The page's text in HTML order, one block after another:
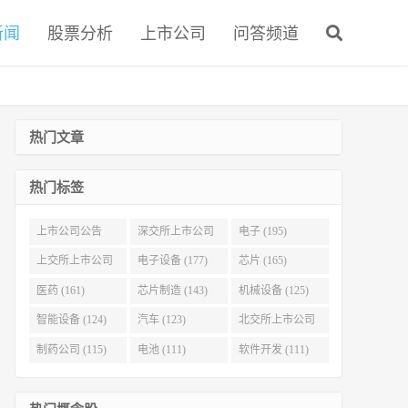
股票分析 上市公司 问答频道
热门文章
热门标签
上市公司公告
(321)
深交所上市公司
(215)
电子 (195)
上交所上市公司
(186)
电子设备 (177) 芯片 (165)
医药 (161) 芯片制造 (143) 机械设备 (125)
智能设备 (124) 汽车 (123) 北交所上市公司
(116)
制药公司 (115) 电池 (111) 软件开发 (111)